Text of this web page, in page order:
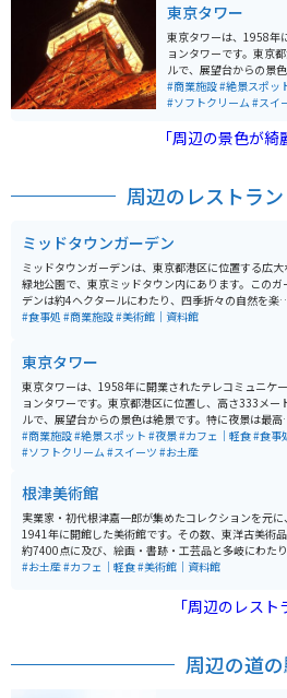
と便利な立地にあります
には、江戸時代の石垣
囲気を感じることがで
東京タワー
東京タワーは、1958年
ョンタワーです。東京
ルで、展望台からの景
す。近くにはカフェや
楽しめます。
#商業施設#絶景スポッ
#ソフトクリーム#スイ
「周辺の景色が
周辺のレストラ
ミッドタウンガーデン
ミッドタウンガーデンは、東京都港区に位置する広大
緑地公園で、東京ミッドタウン内にあります。このガ
デンは約4ヘクタールにわたり、四季折々の自然を楽
むことができるオアシスとして、多くの観光客に親しま
ン」の4つのゾーンに分かれており、それぞれが異なる
景観と雰囲気を提供しています。特に、桜やツツジ、
ヤメなどの花が咲き誇る季節には、多くの訪問者で賑
います。 園内にはベンチや休憩スペースも充実してお
り、のんびりと過ごすことができます。さらに、無線
Nが整備されています。また、ガーデン内にはアート作
ストランエリアも近く、訪れる際には食事や買い物も一
緒に楽しむことができます。
#食事処 #商業施設#美術館｜資料館
東京タワー
東京タワーは、1958年に開業されたテレコミュニケ
ョンタワーです。東京都港区に位置し、高さ333メー
ルで、展望台からの景色は絶景です。特に夜景は最高
す。近くにはカフェや軽食のできる場所もあり、一日
楽しめます。
#商業施設#絶景スポット #夜景#カフェ｜軽食#食事
#ソフトクリーム#スイーツ #お土産
根津美術館
実業家・初代根津嘉一郎が集めたコレクションを元に、
1941年に開館した美術館です。その数、東洋古美術
約7400点に及び、絵画・書跡・工芸品と多岐にわた
す。特に茶道具と仏教美術の内容が豊かで、毎年7～8
フェ「NEZUCAFE」では、美しい庭園を見ながら、ド
ンクやスイーツなどを楽しむことができます。また館
#お土産#カフェ｜軽食#美術館｜資料館
「周辺のレス
周辺の道